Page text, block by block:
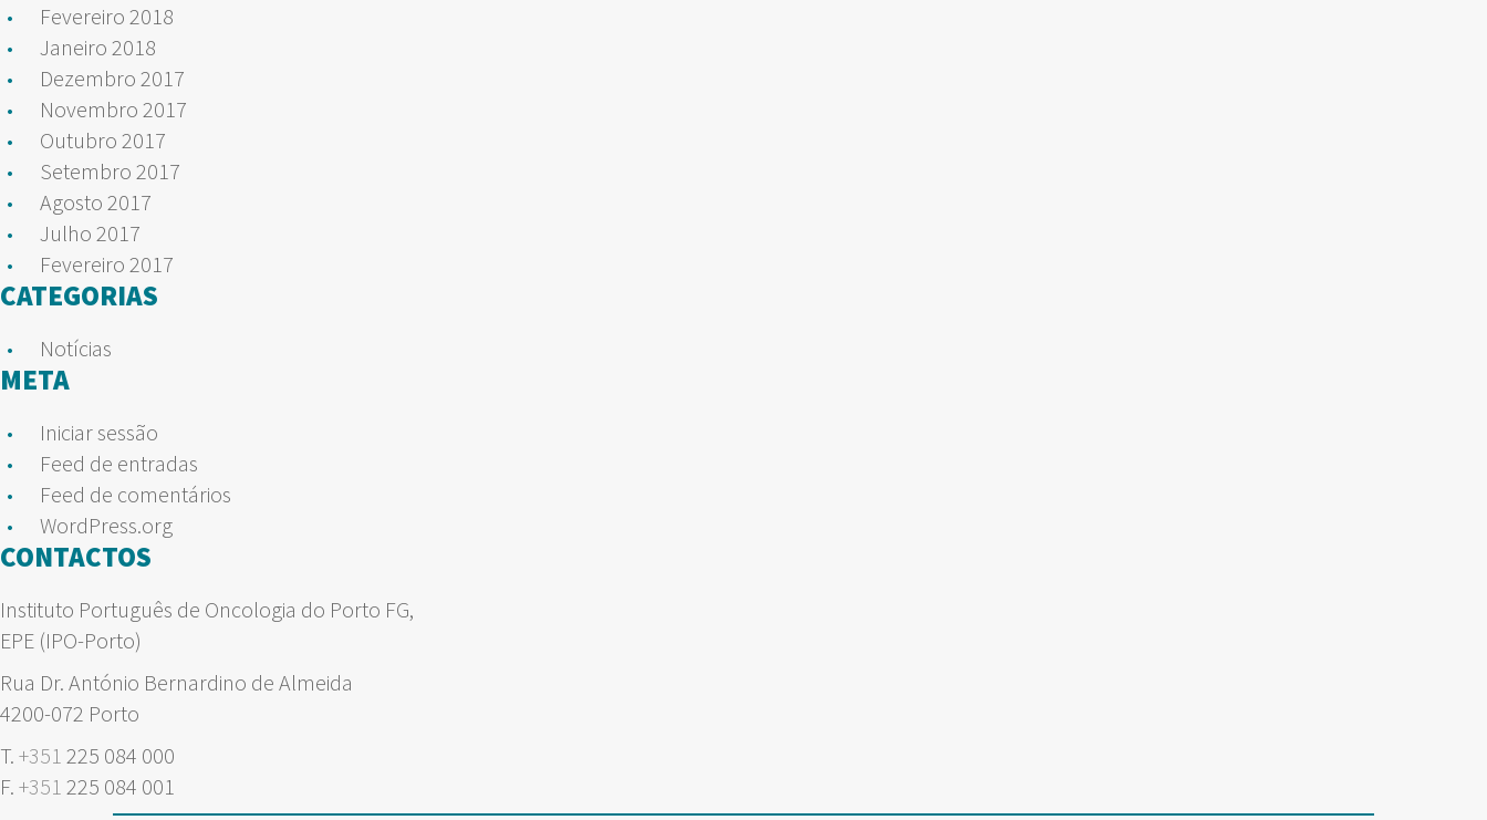
Fevereiro 2018
Janeiro 2018
Dezembro 2017
Novembro 2017
Outubro 2017
Setembro 2017
Agosto 2017
Julho 2017
Fevereiro 2017
CATEGORIAS
Notícias
META
Iniciar sessão
Feed de entradas
Feed de comentários
WordPress.org
CONTACTOS
Instituto Português de Oncologia do Porto FG,
EPE (IPO-Porto)
Rua Dr. António Bernardino de Almeida
4200-072 Porto
T. +351 225 084 000
F. +351 225 084 001